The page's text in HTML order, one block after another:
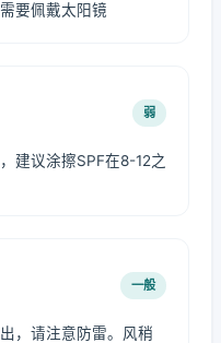
要佩戴太阳镜
弱
建议涂擦SPF在8-12之
一般
，请注意防雷。风稍